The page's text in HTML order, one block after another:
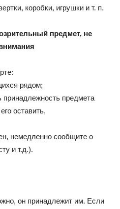
коробки, игрушки и т. п.
предмет, не
рядом;
принадлежность предмета
оставить,
немедленно сообщите о
и т.д.).
он принадлежит им. Если